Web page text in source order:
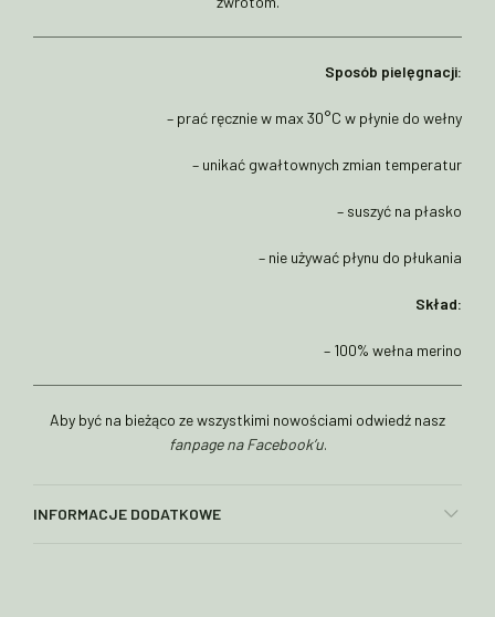
Sposób pielęgnacji:
– prać ręcznie w max 30°C w płynie do wełny
– unikać gwałtownych zmian temperatur
– suszyć na płasko
– nie używać płynu do płukania
Skład:
– 100% wełna merino
Aby być na bieżąco ze wszystkimi nowościami odwiedź nasz
fanpage na Facebook’u.
INFORMACJE DODATKOWE